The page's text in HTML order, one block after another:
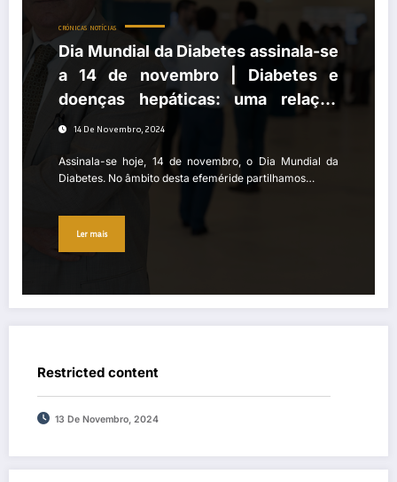
CRÓNICAS NOTÍCIAS
Dia Mundial da Diabetes assinala-se
a 14 de novembro | Diabetes e
doenças hepáticas: uma relação
bidirecional e complexa
14 De Novembro, 2024
Assinala-se hoje, 14 de novembro, o Dia Mundial da
Diabetes. No âmbito desta efeméride partilhamos…
Ler mais
Restricted content
13 De Novembro, 2024